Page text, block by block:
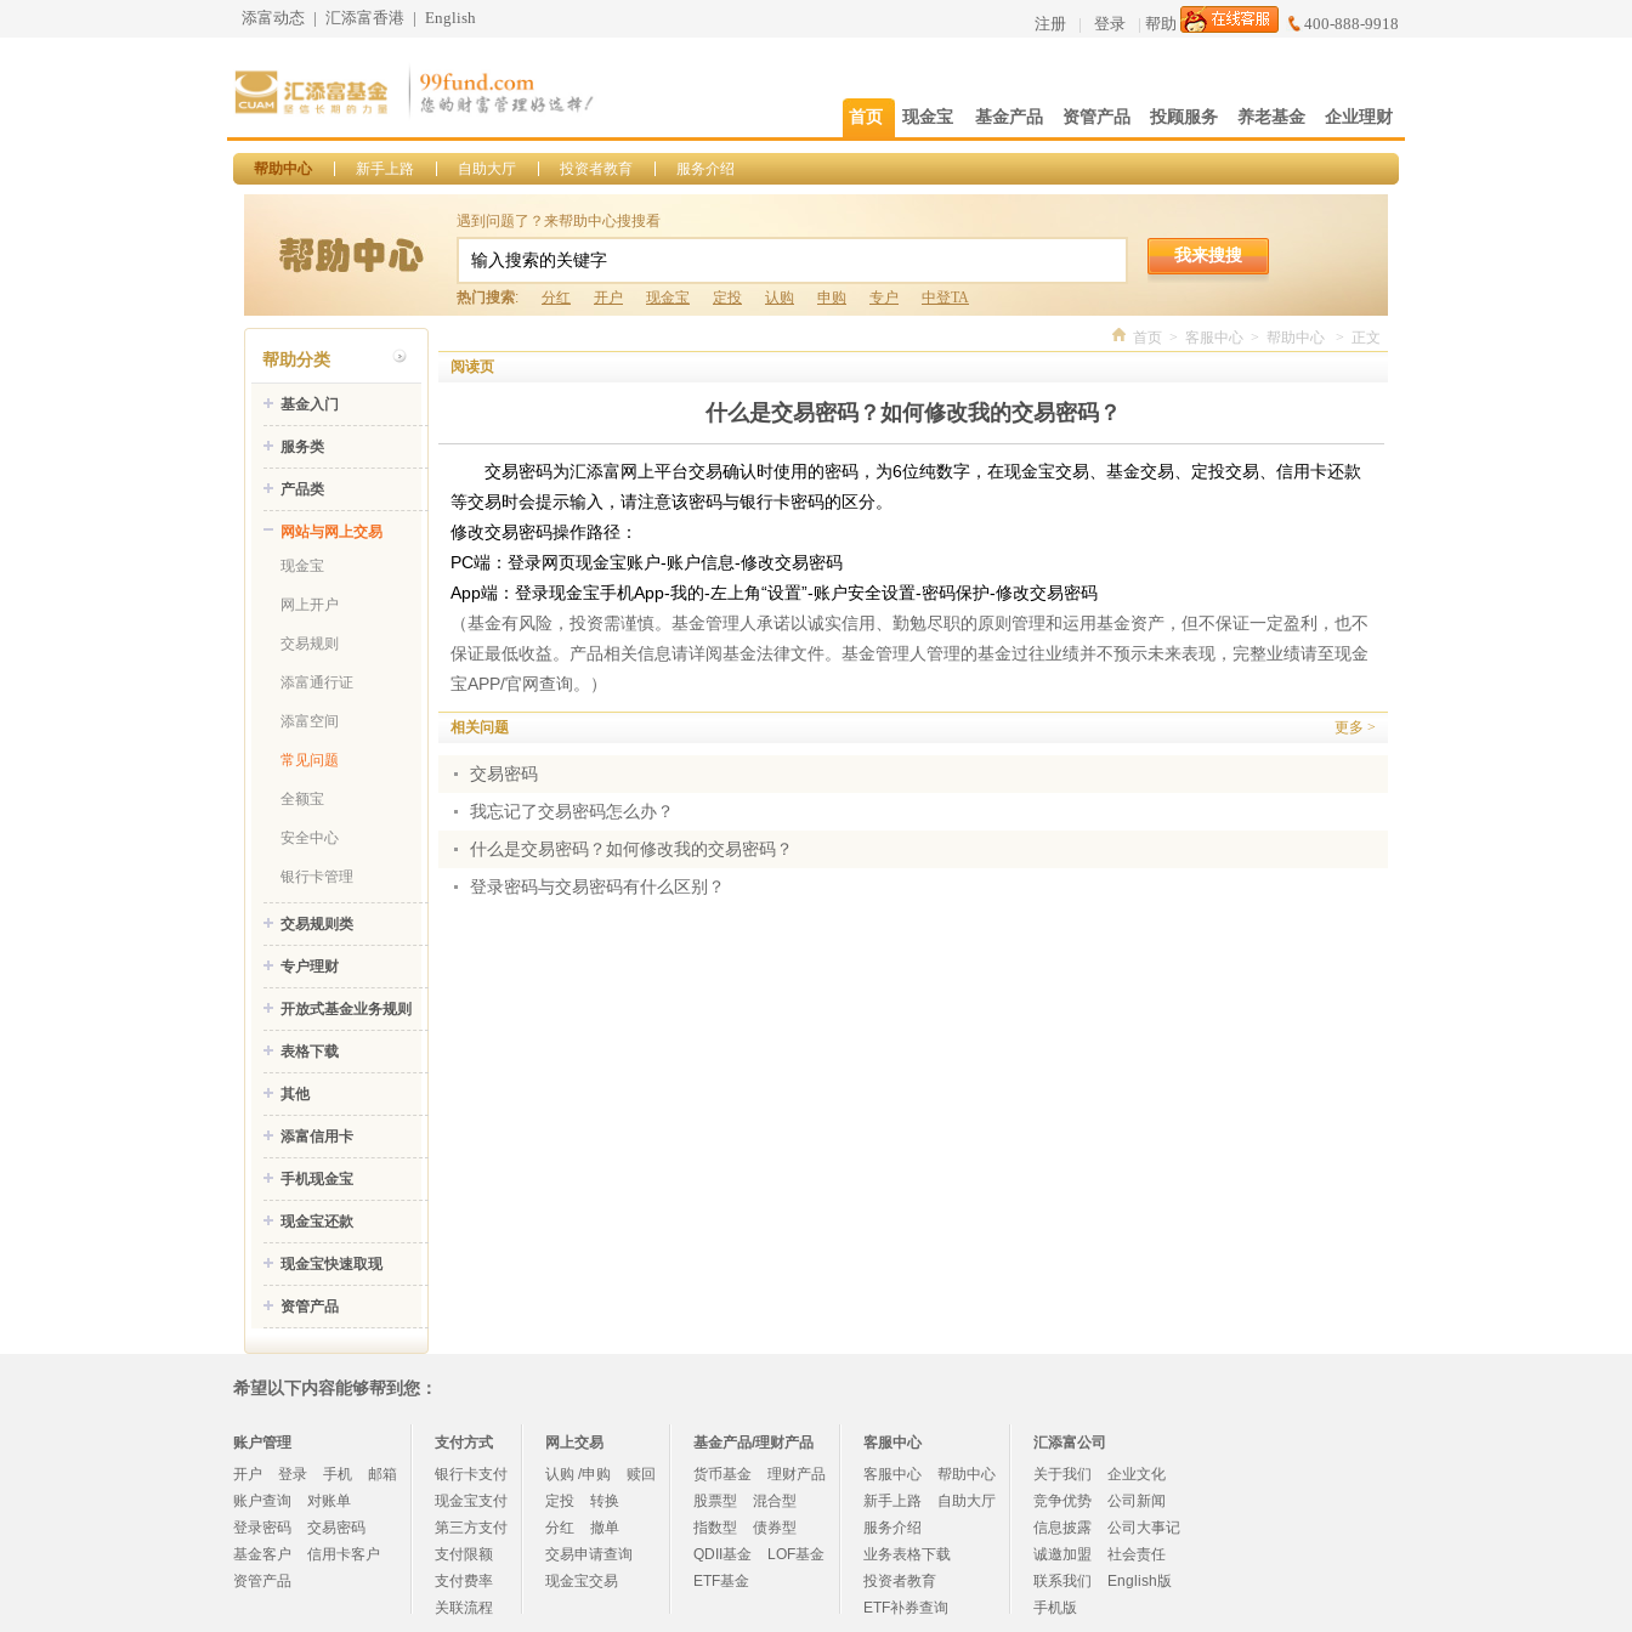
添富动态 | 汇添富香港 | English 注册 | 登录 | 帮助 400-888-9918
首页 现金宝 基金产品 资管产品 投顾服务 养老基金 企业理财
帮助中心 新手上路 自助大厅 投资者教育 服务介绍
遇到问题了？来帮助中心搜搜看
热门搜索: 分红 开户 现金宝 定投 认购 申购 专户 中登TA
我来搜搜
帮助分类
基金入门
服务类
产品类
网站与网上交易
现金宝
网上开户
交易规则
添富通行证
添富空间
常见问题
全额宝
安全中心
银行卡管理
交易规则类
专户理财
开放式基金业务规则
表格下载
其他
添富信用卡
手机现金宝
现金宝还款
现金宝快速取现
资管产品
首页 > 客服中心 > 帮助中心 > 正文
阅读页
什么是交易密码？如何修改我的交易密码？
交易密码为汇添富网上平台交易确认时使用的密码，为6位纯数字，在现金宝交易、基金交易、定投交易、信用卡还款
等交易时会提示输入，请注意该密码与银行卡密码的区分。
修改交易密码操作路径：
PC端：登录网页现金宝账户-账户信息-修改交易密码
App端：登录现金宝手机App-我的-左上角“设置”-账户安全设置-密码保护-修改交易密码
（基金有风险，投资需谨慎。基金管理人承诺以诚实信用、勤勉尽职的原则管理和运用基金资产，但不保证一定盈利，也不
保证最低收益。产品相关信息请详阅基金法律文件。基金管理人管理的基金过往业绩并不预示未来表现，完整业绩请至现金
宝APP/官网查询。）
相关问题 更多 >
交易密码
我忘记了交易密码怎么办？
什么是交易密码？如何修改我的交易密码？
登录密码与交易密码有什么区别？
希望以下内容能够帮到您：
账户管理
开户
登录 手机
邮箱
账户查询
对账单
登录密码
交易密码
基金客户
信用卡客户
资管产品
支付方式
银行卡支付
现金宝支付
第三方支付
支付限额
支付费率
关联流程
网上交易
认购 /申购
赎回
定投
转换
分红
撤单
交易申请查询
现金宝交易
基金产品/理财产品
货币基金
理财产品
股票型
混合型
指数型
债券型
QDII基金
LOF基金
ETF基金
客服中心
客服中心
帮助中心
新手上路
自助大厅
服务介绍
业务表格下载
投资者教育
ETF补券查询
汇添富公司
关于我们
企业文化
竞争优势
公司新闻
信息披露
公司大事记
诚邀加盟
社会责任
联系我们
English版
手机版